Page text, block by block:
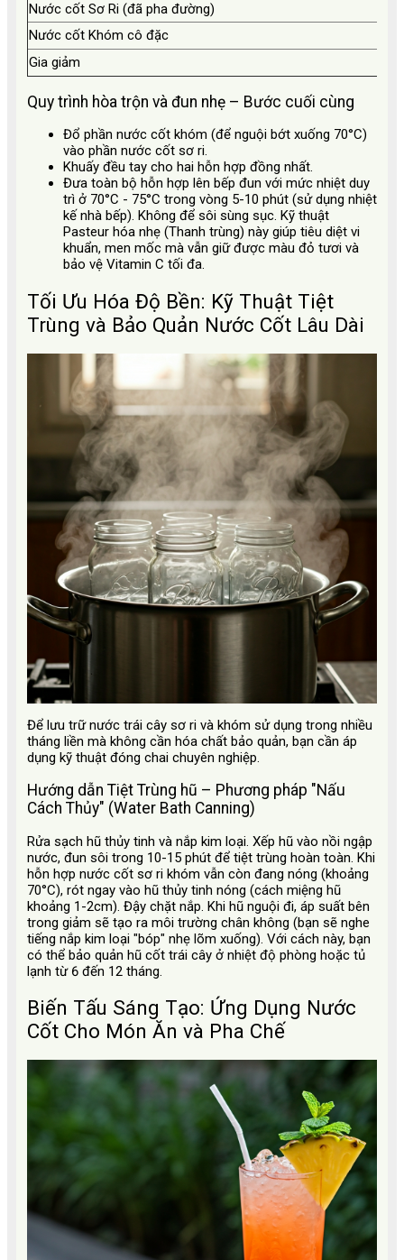
Nước cốt Sơ Ri (đã pha đường)
Nước cốt Khóm cô đặc
Gia giảm
Quy trình hòa trộn và đun nhẹ – Bước cuối cùng
Đổ phần nước cốt khóm (để nguội bớt xuống 70°C)
vào phần nước cốt sơ ri.
Khuấy đều tay cho hai hỗn hợp đồng nhất.
Đưa toàn bộ hỗn hợp lên bếp đun với mức nhiệt duy
trì ở 70°C - 75°C trong vòng 5-10 phút (sử dụng nhiệt
kế nhà bếp). Không để sôi sùng sục. Kỹ thuật
Pasteur hóa nhẹ (Thanh trùng) này giúp tiêu diệt vi
khuẩn, men mốc mà vẫn giữ được màu đỏ tươi và
bảo vệ Vitamin C tối đa.
Tối Ưu Hóa Độ Bền: Kỹ Thuật Tiệt
Trùng và Bảo Quản Nước Cốt Lâu Dài
Để lưu trữ nước trái cây sơ ri và khóm sử dụng trong nhiều
tháng liền mà không cần hóa chất bảo quản, bạn cần áp
dụng kỹ thuật đóng chai chuyên nghiệp.
Hướng dẫn Tiệt Trùng hũ – Phương pháp "Nấu
Cách Thủy" (Water Bath Canning)
Rửa sạch hũ thủy tinh và nắp kim loại. Xếp hũ vào nồi ngập
nước, đun sôi trong 10-15 phút để tiệt trùng hoàn toàn. Khi
hỗn hợp nước cốt sơ ri khóm vẫn còn đang nóng (khoảng
70°C), rót ngay vào hũ thủy tinh nóng (cách miệng hũ
khoảng 1-2cm). Đậy chặt nắp. Khi hũ nguội đi, áp suất bên
trong giảm sẽ tạo ra môi trường chân không (bạn sẽ nghe
tiếng nắp kim loại "bóp" nhẹ lõm xuống). Với cách này, bạn
có thể bảo quản hũ cốt trái cây ở nhiệt độ phòng hoặc tủ
lạnh từ 6 đến 12 tháng.
Biến Tấu Sáng Tạo: Ứng Dụng Nước
Cốt Cho Món Ăn và Pha Chế